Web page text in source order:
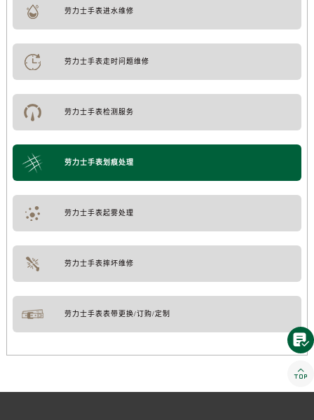
劳力士手表进水维修
劳力士手表走时问题维修
劳力士手表检测服务
劳力士手表划痕处理
劳力士手表起雾处理
劳力士手表摔坏维修
劳力士手表表带更换/订购/定制

